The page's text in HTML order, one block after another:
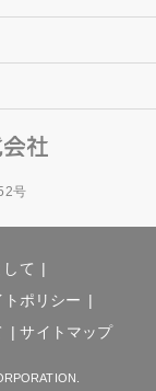
号
て
トポリシー
サイトマップ